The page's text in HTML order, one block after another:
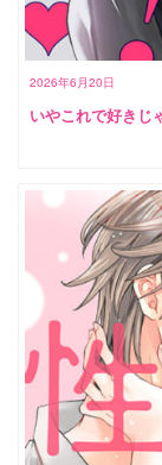
2026年6月20日
いやこれで好きじ